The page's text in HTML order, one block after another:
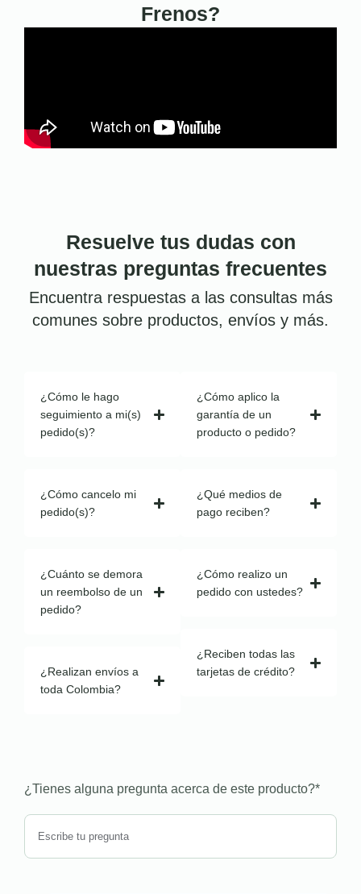
Frenos?
Resuelve tus dudas con
nuestras preguntas frecuentes
Encuentra respuestas a las consultas más
comunes sobre productos, envíos y más.
¿Cómo le hago
seguimiento a mi(s)
pedido(s)?
¿Cómo cancelo mi
pedido(s)?
¿Cuánto se demora
un reembolso de un
pedido?
¿Realizan envíos a
toda Colombia?
¿Cómo aplico la
garantía de un
producto o pedido?
¿Qué medios de
pago reciben?
¿Cómo realizo un
pedido con ustedes?
¿Reciben todas las
tarjetas de crédito?
¿Tienes alguna pregunta acerca de este producto?*